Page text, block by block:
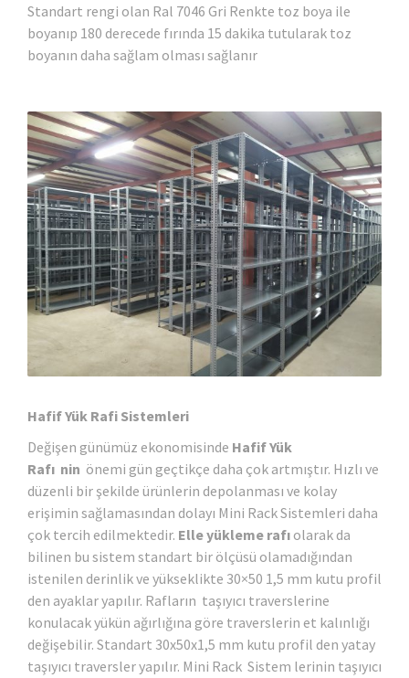
Standart rengi olan Ral 7046 Gri Renkte toz boya ile
boyanıp 180 derecede fırında 15 dakika tutularak toz
boyanın daha sağlam olması sağlanır
Hafif Yük Rafi Sistemleri
Değişen günümüz ekonomisinde Hafif Yük
Rafı nin önemi gün geçtikçe daha çok artmıştır. Hızlı ve
düzenli bir şekilde ürünlerin depolanması ve kolay
erişimin sağlamasından dolayı Mini Rack Sistemleri daha
çok tercih edilmektedir. Elle yükleme rafı olarak da
bilinen bu sistem standart bir ölçüsü olamadığından
istenilen derinlik ve yükseklikte 30×50 1,5 mm kutu profil
den ayaklar yapılır. Rafların taşıyıcı traverslerine
konulacak yükün ağırlığına göre traverslerin et kalınlığı
değişebilir. Standart 30x50x1,5 mm kutu profil den yatay
taşıyıcı traversler yapılır. Mini Rack Sistem lerinin taşıyıcı